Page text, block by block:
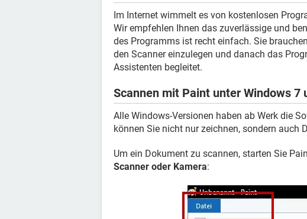
Im Internet wimmelt es von kostenlosen
Wir empfehlen Ihnen das zuverlässige und
des Programms ist recht einfach. Sie
den Scanner einzulegen und danach das
Assistenten begleitet.
Scannen mit Paint unter Windows 7
Alle Windows-Versionen haben ab Werk die
können Sie nicht nur zeichnen, sondern auch
Um ein Dokument zu scannen, starten Sie
Scanner oder Kamera: